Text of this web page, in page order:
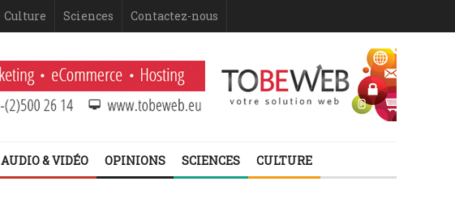
Culture Sciences Contactez-nous
AUDIO & VIDÉO OPINIONS SCIENCES CULTURE